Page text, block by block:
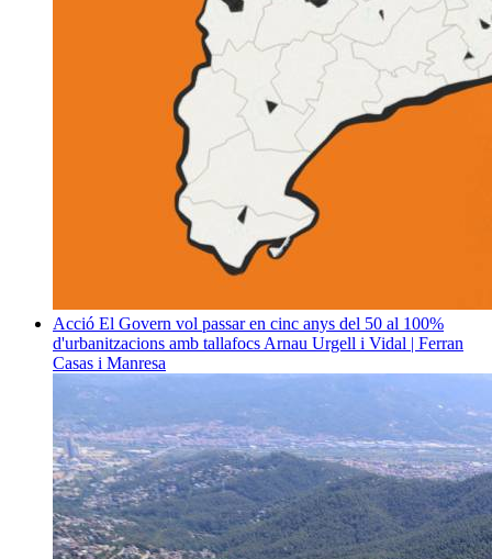
Acció El Govern vol passar en cinc anys del 50 al 100%
d'urbanitzacions amb tallafocs Arnau Urgell i Vidal | Ferran
Casas i Manresa